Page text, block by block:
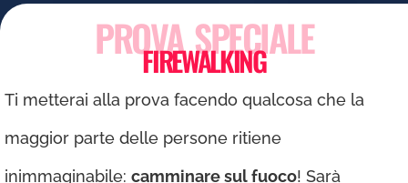
PROVA SPECIALE
FIREWALKING
Ti metterai alla prova facendo qualcosa che la
maggior parte delle persone ritiene
inimmaginabile: camminare sul fuoco! Sarà